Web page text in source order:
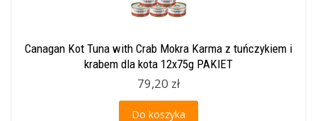
Canagan Kot Tuna with Crab Mokra Karma z tuńczykiem i
krabem dla kota 12x75g PAKIET
79,20 zł
Do koszyka